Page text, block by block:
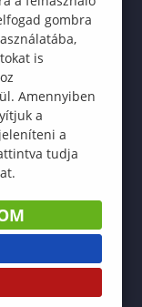
gombra
is
Amennyiben
a
a
tudja